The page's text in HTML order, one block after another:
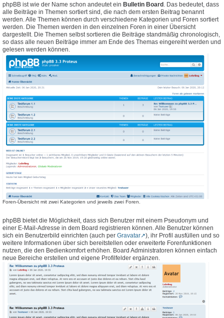
phpBB ist wie der Name schon andeutet ein Bulletin Board . Das bedeutet, dass
alle Beiträge in Themen sortiert sind, die nach dem ersten Beitrag benannt
werden. Alle Themen können durch verschiedene Kategorien und Foren sortiert
werden. Die Themen werden in den einzelnen Foren in einer Übersicht
dargestellt. Die Themen selbst sortieren die Beiträge standmäßig chronologisch,
so dass alle neuen Beiträge immer am Ende des Themas eingereiht werden und
gelesen werden können.
Foren-Übersicht mit zwei Kategorien und jeweils zwei Foren.
phpBB bietet die Möglichkeit, dass sich Benutzer mit einem Pseudonym und
einer E-Mail-Adresse in dem Board registrieren können. Alle Benutzer können
sich ein Benutzerbild einrichten (auch per Gravatar
), ihr Profil ausfüllen und so
weitere Informationen über sich bereitstellen oder erweiterte Forenfunktionen
nutzen, die den Bedienkomfort erhöhen. Board Administratoren können einfach
neue Bereiche erstellen und eigene Profilfelder ergänzen.